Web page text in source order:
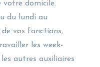
votre domicile.
du lundi au
de vos fonctions,
les week-
autres auxiliaires